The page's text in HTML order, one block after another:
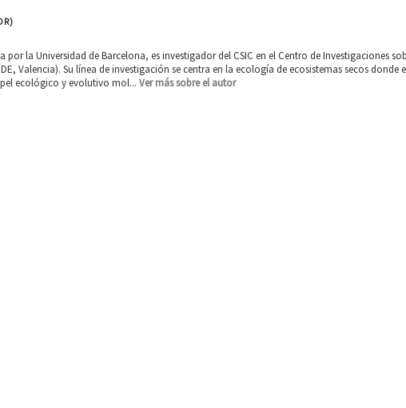
por la Universidad de Barcelona, es investigador del CSIC en el Centro de Investigaciones
Valencia). Su línea de investigación se centra en la ecología de ecosistemas secos donde
ecológico y evolutivo mol... Ver más sobre el autor